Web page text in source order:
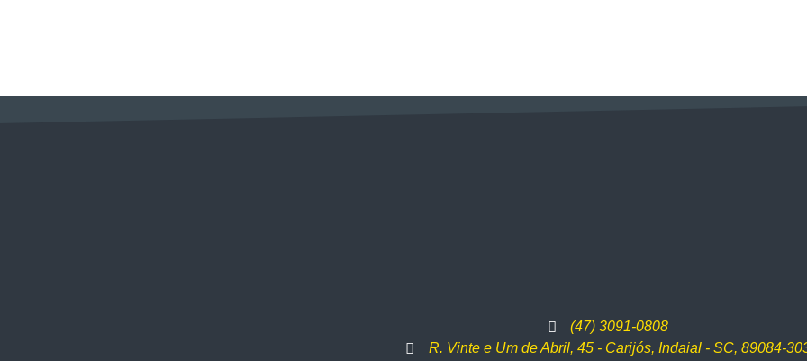
(47) 3091-0808
R. Vinte e Um de Abril, 45 - Carijós, Indaial - SC, 89084-